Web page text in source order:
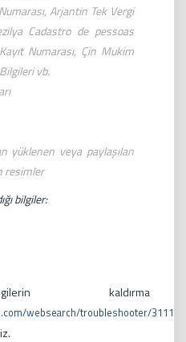
Arjantin Tek Vergi
Cadastro de pessoas
Numarası, Çin Mukim
vb.
yüklenen veya paylaşılan
resimler
bilgiler:
kaldırma
websearch/troubleshooter/